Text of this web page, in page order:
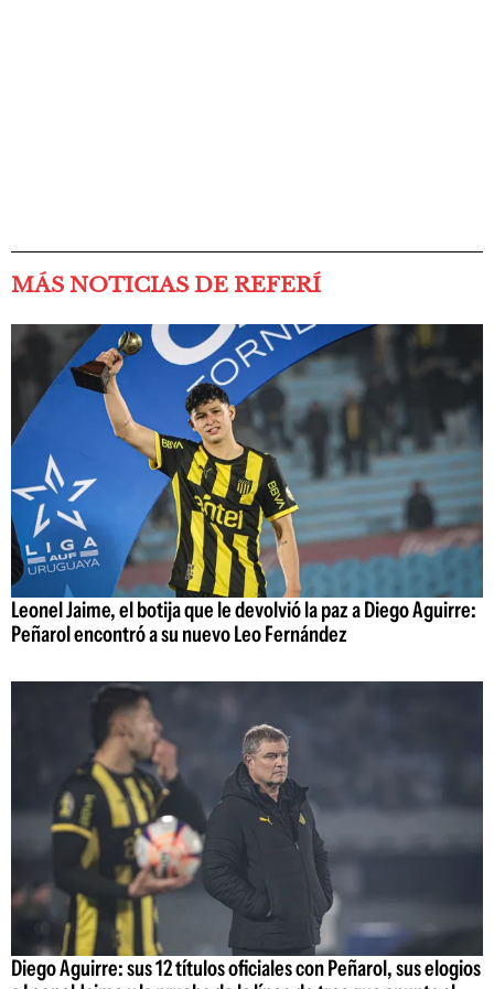
MÁS NOTICIAS DE REFERÍ
Leonel Jaime, el botija que le devolvió la paz a Diego Aguirre:
Peñarol encontró a su nuevo Leo Fernández
Diego Aguirre: sus 12 títulos oficiales con Peñarol, sus elogios